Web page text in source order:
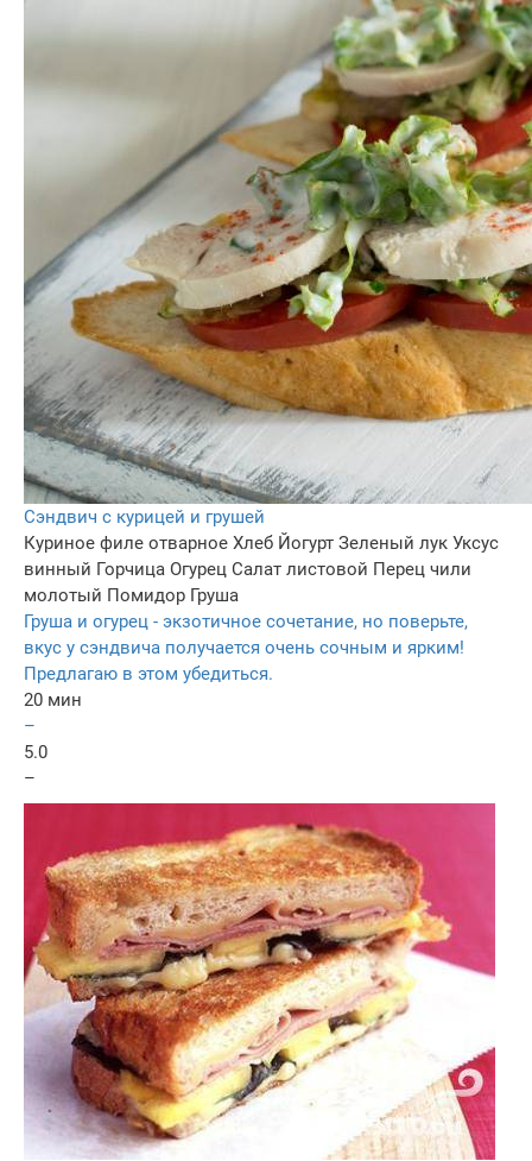
Сэндвич с курицей и грушей
Куриное филе отварное Хлеб Йогурт Зеленый лук Уксус
винный Горчица Огурец Салат листовой Перец чили
молотый Помидор Груша
Груша и огурец - экзотичное сочетание, но поверьте,
вкус у сэндвича получается очень сочным и ярким!
Предлагаю в этом убедиться.
20 мин
–
5.0
–